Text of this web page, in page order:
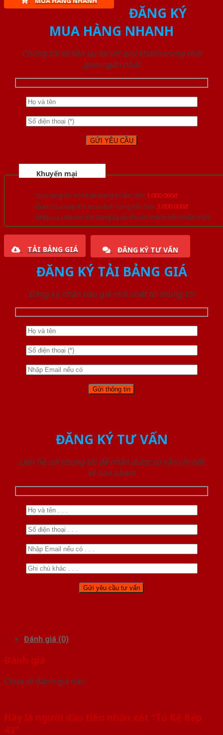
ĐĂNG KÝ
MUA HÀNG NHANH
Chúng tôi sẽ liên lạc lại với quý khách trong thời
gian ngắn nhất
Khuyến mại
Quà tặng đồ nội thất trang trí lên đến 1.000.000đ
Giảm trực tiếp khi mua đơn hàng lớn hơn 3.000.000đ
Nhiều ưu đãi lớn khi đăng ký tài khoản thành viên thân thiết
TẢI BẢNG GIÁ ĐĂNG KÝ TƯ VẤN
ĐĂNG KÝ TẢI BẢNG GIÁ
Đăng ký nhận báo giá mới nhất từ chúng tôi
ĐĂNG KÝ TƯ VẤN
Liên hệ với chúng tôi để nhận được tư vấn chi tiết
về sản phẩm
Đánh giá (0)
Đánh giá
Chưa có đánh giá nào.
Hãy là người đầu tiên nhận xét “Tủ Kệ Bếp
43”